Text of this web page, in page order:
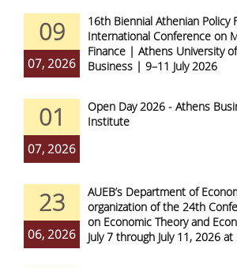
09
07, 2026
16th Biennial Athenian Policy
International Conference on
Finance | Athens University
Business | 9–11 July 2026
01
07, 2026
Open Day 2026 - Athens
Institute
23
06, 2026
AUEB’s Department of
organization of the 24th
on Economic Theory and
July 7 through July 11, 2026 at